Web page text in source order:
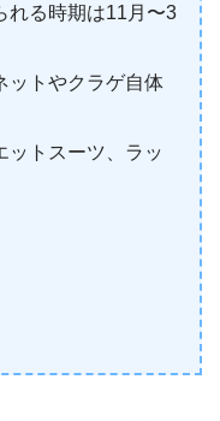
れる時期は11月〜3
ットやクラゲ自体
ットスーツ、ラッ